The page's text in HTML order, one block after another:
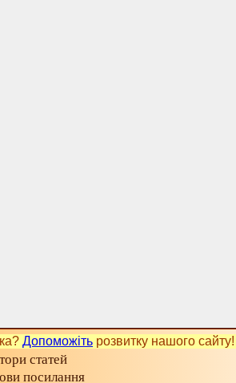
Допоможіть розвитку нашого сайту!
статей
посилання